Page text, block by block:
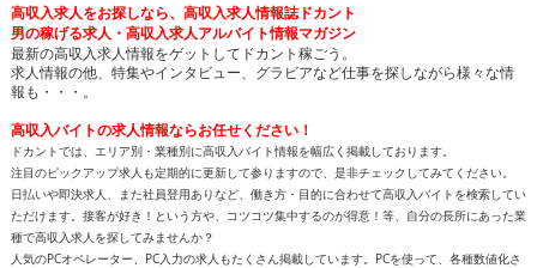
高収入求人をお探しなら、高収入求人情報誌ドカント
男の稼げる求人・高収入求人アルバイト情報マガジン
最新の高収入求人情報をゲットしてドカント稼ごう。
求人情報の他、特集やインタビュー、グラビアなど仕事を探しながら様々な情
報も・・・。
高収入バイトの求人情報ならお任せください！
ドカントでは、エリア別・業種別に高収入バイト情報を幅広く掲載しております。
注目のピックアップ求人も定期的に更新して参りますので、是非チェックしてみてください。
日払いや即決求人、また社員登用ありなど、働き方・目的に合わせて高収入バイトを検索してい
ただけます。接客が好き！という方や、コツコツ集中するのが得意！等、自分の長所にあった業
種で高収入求人を探してみませんか？
人気のPCオペレーター、PC入力の求人もたくさん掲載しています。PCを使って、各種数値化さ